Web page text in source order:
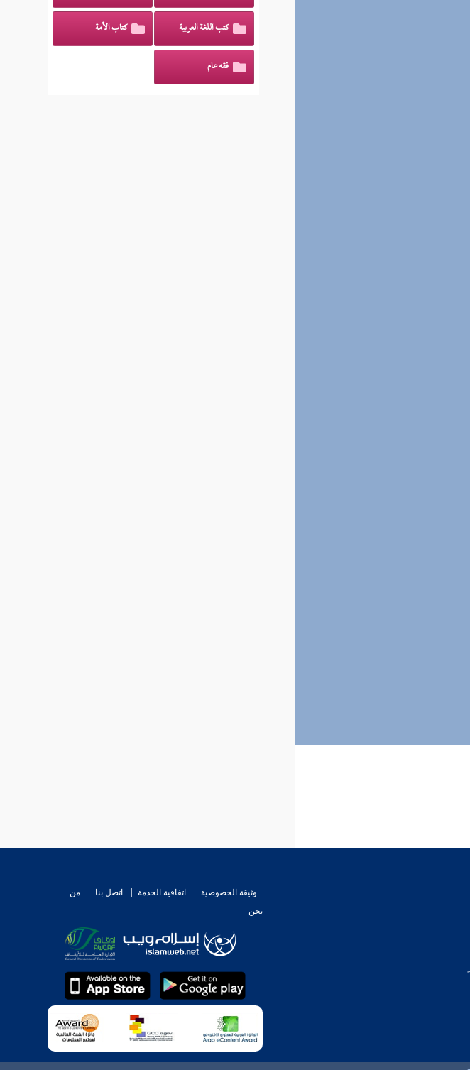
كتب اللغة العربية كتاب الأمة
فقه عام
وثيقة الخصوصية اتفاقية الخدمة اتصل بنا
من
نحن